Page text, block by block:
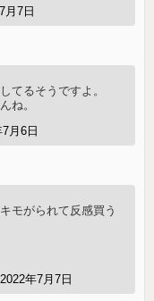
月7日
てるそうですよ。
ね。
月6日
モがられて反感買う
2022年7月7日